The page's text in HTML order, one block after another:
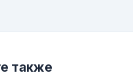
также